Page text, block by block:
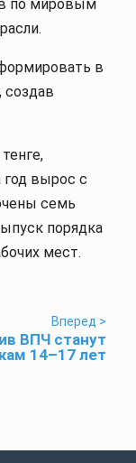
по мировым
в
год вырос с
семь
порядка
мест.
Вперед >
ВПЧ станут
14–17 лет